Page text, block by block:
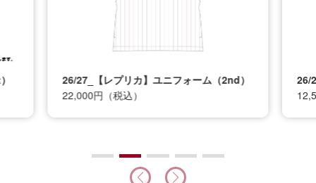
26/27_【レプリカ】ユニフォーム（2nd）
22,000円（税込）
26/